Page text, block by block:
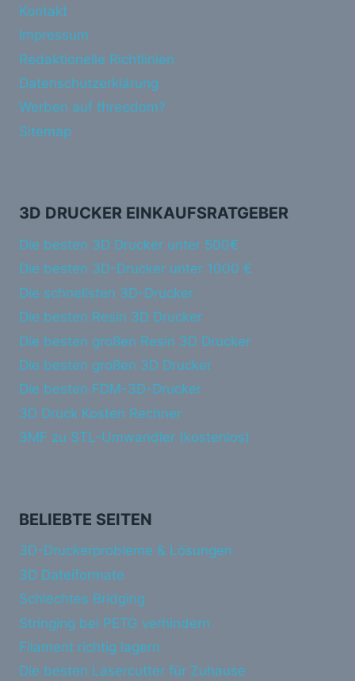
Kontakt
Impressum
Redaktionelle Richtlinien
Datenschutzerklärung
Werben auf threedom?
Sitemap
3D DRUCKER EINKAUFSRATGEBER
Die besten 3D Drucker unter 500€
Die besten 3D-Drucker unter 1000 €
Die schnellsten 3D-Drucker
Die besten Resin 3D Drucker
Die besten großen Resin 3D Drucker
Die besten großen 3D Drucker
Die besten FDM-3D-Drucker
3D Druck Kosten Rechner
3MF zu STL-Umwandler (kostenlos)
BELIEBTE SEITEN
3D-Druckerprobleme & Lösungen
3D Dateiformate
Schlechtes Bridging
Stringing bei PETG verhindern
Filament richtig lagern
Die besten Lasercutter für Zuhause